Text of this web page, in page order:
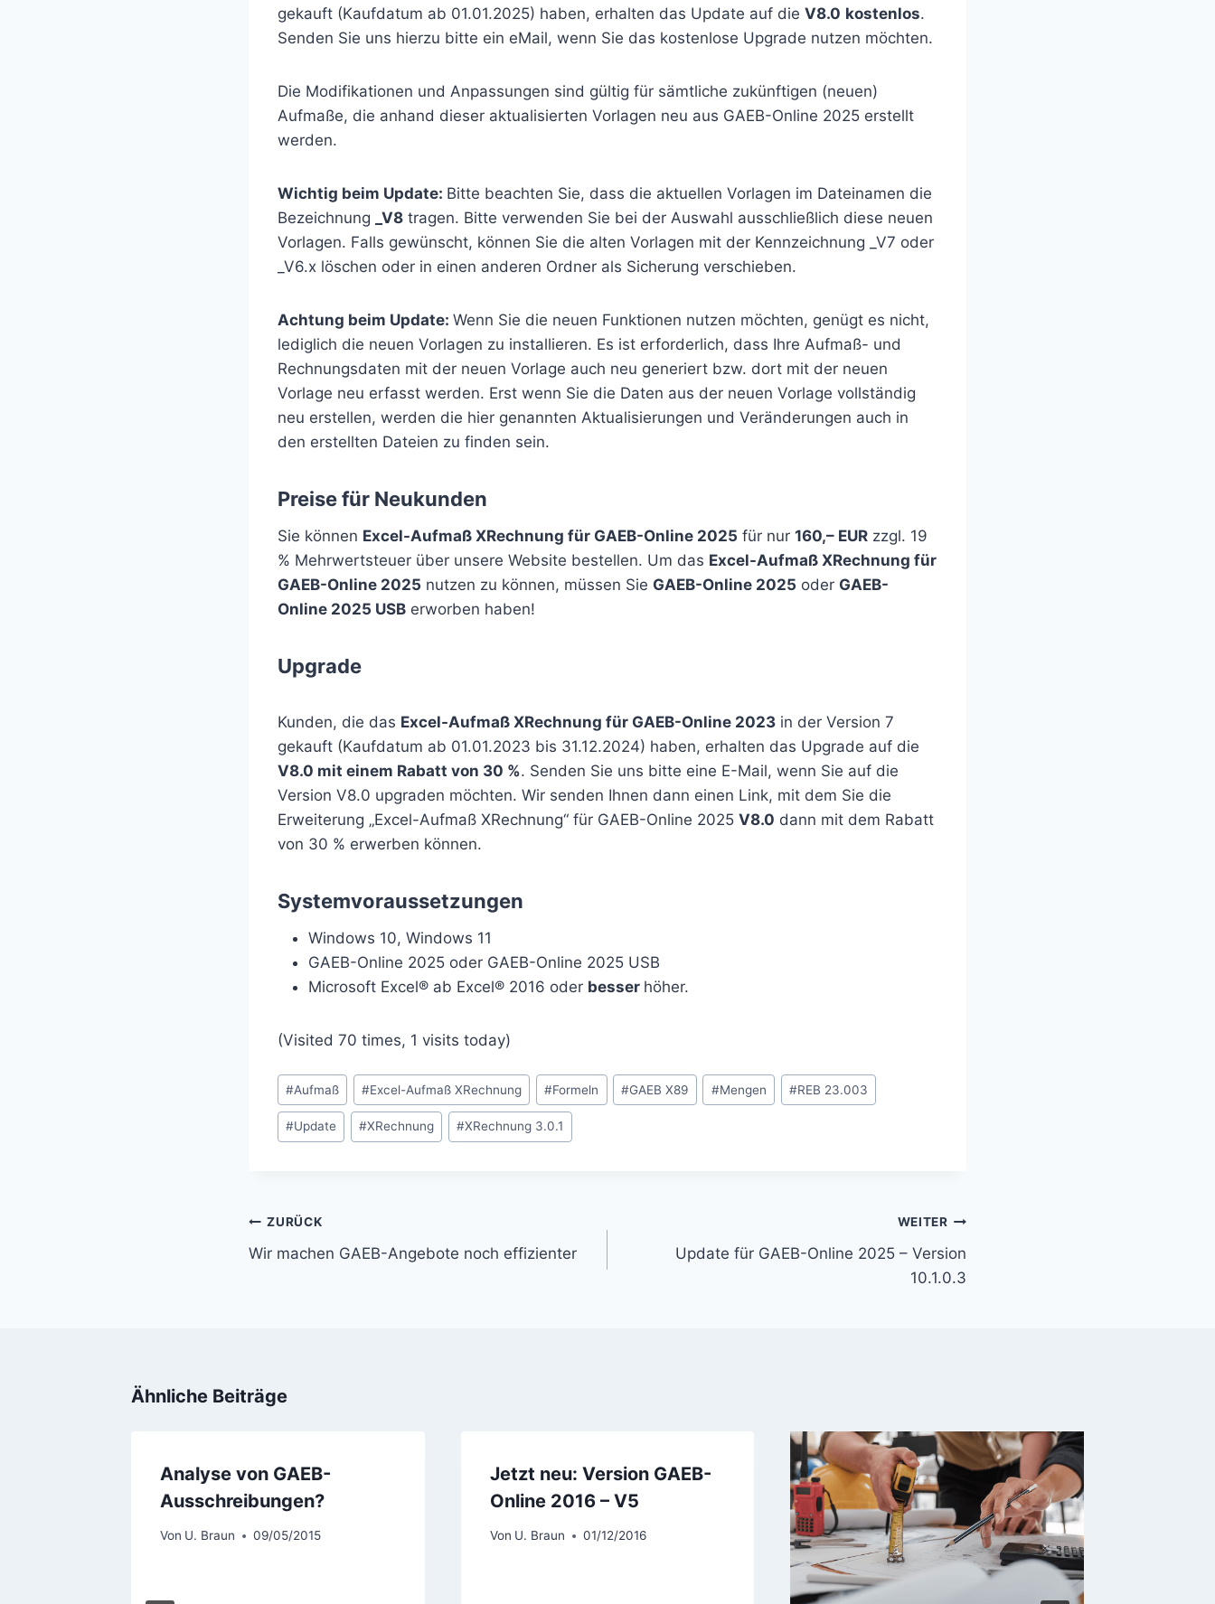
gekauft (Kaufdatum ab 01.01.2025) haben, erhalten das Update auf die V8.0 kostenlos.
Senden Sie uns hierzu bitte ein eMail, wenn Sie das kostenlose Upgrade nutzen möchten.
Die Modifikationen und Anpassungen sind gültig für sämtliche zukünftigen (neuen)
Aufmaße, die anhand dieser aktualisierten Vorlagen neu aus GAEB-Online 2025 erstellt
werden.
Wichtig beim Update: Bitte beachten Sie, dass die aktuellen Vorlagen im Dateinamen die
Bezeichnung
_V8 tragen. Bitte verwenden Sie bei der Auswahl ausschließlich diese neuen
Vorlagen. Falls gewünscht, können Sie die alten Vorlagen mit der Kennzeichnung _V7 oder
_V6.x löschen oder in einen anderen Ordner als Sicherung verschieben.
Achtung beim Update: Wenn Sie die neuen Funktionen nutzen möchten, genügt es nicht,
lediglich die neuen Vorlagen zu installieren. Es ist erforderlich, dass Ihre Aufmaß- und
Rechnungsdaten mit der neuen Vorlage auch neu generiert bzw. dort mit der neuen
Vorlage neu erfasst werden. Erst wenn Sie die Daten aus der neuen Vorlage vollständig
neu erstellen, werden die hier genannten Aktualisierungen und Veränderungen auch in
den erstellten Dateien zu finden sein.
Preisefür Neukunden
Sie können Excel-Aufmaß XRechnung für GAEB-Online 2025 für nur 160,– EUR zzgl. 19
% Mehrwertsteuer über unsere Website bestellen. Um das Excel-Aufmaß XRechnung für
GAEB-Online 2025 nutzen zu können, müssen Sie GAEB-Online 2025 oder GAEB-
Online 2025 USB erworben haben!
Upgrade
Kunden, die das Excel-Aufmaß XRechnung für GAEB-Online 2023 in der Version 7
gekauft (Kaufdatum ab 01.01.2023 bis 31.12.2024) haben, erhalten das Upgrade auf die
V8.0 mit einem Rabatt von 30 %. Senden Sie uns bitte eine E-Mail, wenn Sie auf die
Version V8.0 upgraden möchten. Wir senden Ihnen dann einen Link, mit dem Sie die
Erweiterung „Excel-Aufmaß XRechnung“ für GAEB-Online 2025 V8.0 dann mit dem Rabatt
von 30 % erwerben können.
Systemvoraussetzungen
Windows 10, Windows 11
GAEB-Online 2025 oder GAEB-Online 2025 USB
Microsoft Excel® ab Excel® 2016 oder besser höher.
(Visited 70 times, 1 visits today)
Schlagworte:
#Aufmaß #Excel-Aufmaß XRechnung #Formeln #GAEB X89 #Mengen #REB 23.003
#Update #XRechnung #XRechnung 3.0.1
Beitragsnavigation
ZURÜCK
Wir machen GAEB-Angebote noch effizienter
WEITER
Update für GAEB-Online 2025 – Version
10.1.0.3
Ähnliche Beiträge
Analyse von GAEB-
Ausschreibungen?
Von U. Braun 09/05/2015
Jetzt neu: Version GAEB-
Online 2016 – V5
Von U. Braun 01/12/2016